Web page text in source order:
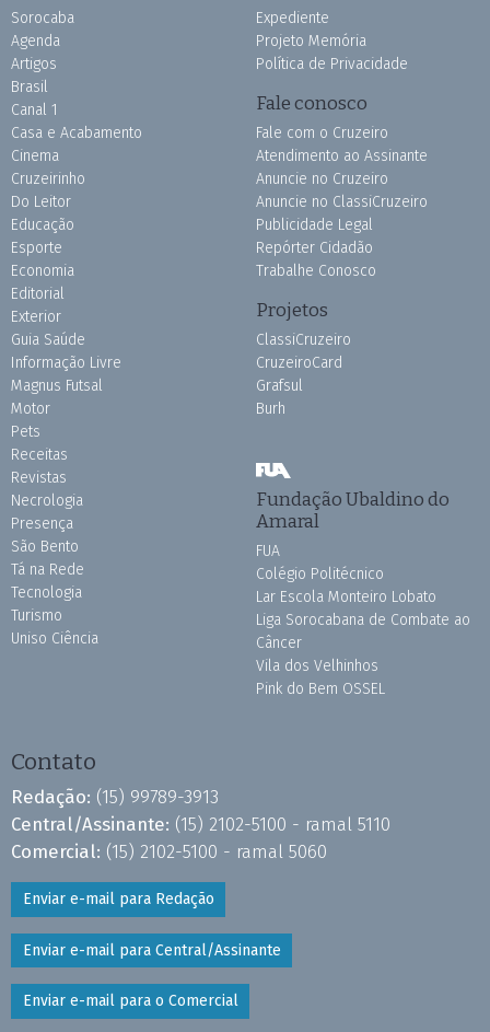
Sorocaba
Agenda
Artigos
Brasil
Canal 1
Casa e Acabamento
Cinema
Cruzeirinho
Do Leitor
Educação
Esporte
Economia
Editorial
Exterior
Guia Saúde
Informação Livre
Magnus Futsal
Motor
Pets
Receitas
Revistas
Necrologia
Presença
São Bento
Tá na Rede
Tecnologia
Turismo
Uniso Ciência
Expediente
Projeto Memória
Política de Privacidade
Fale conosco
Fale com o Cruzeiro
Atendimento ao Assinante
Anuncie no Cruzeiro
Anuncie no ClassiCruzeiro
Publicidade Legal
Repórter Cidadão
Trabalhe Conosco
Projetos
ClassiCruzeiro
CruzeiroCard
Grafsul
Burh
Fundação Ubaldino do
Amaral
FUA
Colégio Politécnico
Lar Escola Monteiro Lobato
Liga Sorocabana de Combate ao
Câncer
Vila dos Velhinhos
Pink do Bem OSSEL
Contato
Redação: (15) 99789-3913
Central/Assinante: (15) 2102-5100 - ramal 5110
Comercial: (15) 2102-5100 - ramal 5060
Enviar e-mail para Redação
Enviar e-mail para Central/Assinante
Enviar e-mail para o Comercial